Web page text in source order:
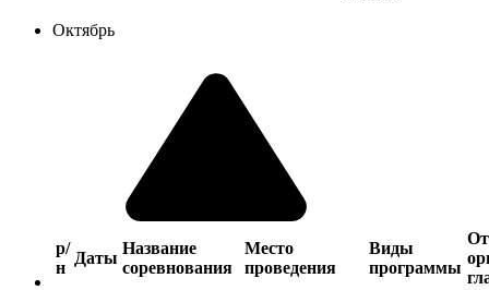
Октябрь
р/
н
Даты
Название
соревнования
Место
проведения
Виды
программы